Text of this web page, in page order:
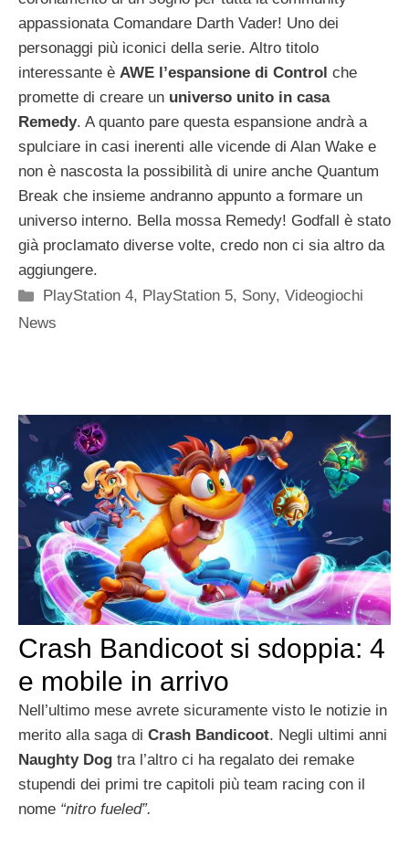
appassionata Comandare Darth Vader! Uno dei
personaggi più iconici della serie. Altro titolo
interessante è AWE l’espansione di Control che
promette di creare un universo unito in casa
Remedy. A quanto pare questa espansione andrà a
spulciare in casi inerenti alle vicende di Alan Wake e
non è nascosta la possibilità di unire anche Quantum
Break che insieme andranno appunto a formare un
universo interno. Bella mossa Remedy! Godfall è stato
già proclamato diverse volte, credo non ci sia altro da
aggiungere.
Categorie
PlayStation 4, PlayStation 5, Sony,Videogiochi
News
Crash Bandicoot si sdoppia: 4
e mobile in arrivo
Nell’ultimo mese avrete sicuramente visto le notizie in
merito alla saga di Crash Bandicoot. Negli ultimi anni
Naughty Dog tra l’altro ci ha regalato dei remake
stupendi dei primi tre capitoli più team racing con il
nome “nitro fueled”.